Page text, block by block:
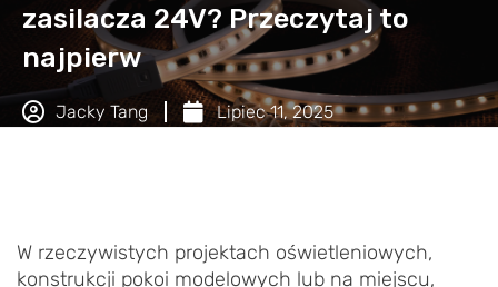
zasilacza 24V? Przeczytaj to
najpierw
Jacky Tang Lipiec 11, 2025
W rzeczywistych projektach oświetleniowych,
konstrukcji pokoi modelowych lub na miejscu,